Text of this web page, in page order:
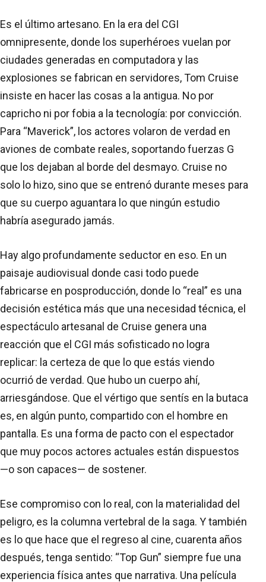
Es el último artesano. En la era del CGI
omnipresente, donde los superhéroes vuelan por
ciudades generadas en computadora y las
explosiones se fabrican en servidores, Tom Cruise
insiste en hacer las cosas a la antigua. No por
capricho ni por fobia a la tecnología: por convicción.
Para “Maverick”, los actores volaron de verdad en
aviones de combate reales, soportando fuerzas G
que los dejaban al borde del desmayo. Cruise no
solo lo hizo, sino que se entrenó durante meses para
que su cuerpo aguantara lo que ningún estudio
habría asegurado jamás.
Hay algo profundamente seductor en eso. En un
paisaje audiovisual donde casi todo puede
fabricarse en posproducción, donde lo “real” es una
decisión estética más que una necesidad técnica, el
espectáculo artesanal de Cruise genera una
reacción que el CGI más sofisticado no logra
replicar: la certeza de que lo que estás viendo
ocurrió de verdad. Que hubo un cuerpo ahí,
arriesgándose. Que el vértigo que sentís en la butaca
es, en algún punto, compartido con el hombre en
pantalla. Es una forma de pacto con el espectador
que muy pocos actores actuales están dispuestos
—o son capaces— de sostener.
Ese compromiso con lo real, con la materialidad del
peligro, es la columna vertebral de la saga. Y también
es lo que hace que el regreso al cine, cuarenta años
después, tenga sentido: “Top Gun” siempre fue una
experiencia física antes que narrativa. Una película